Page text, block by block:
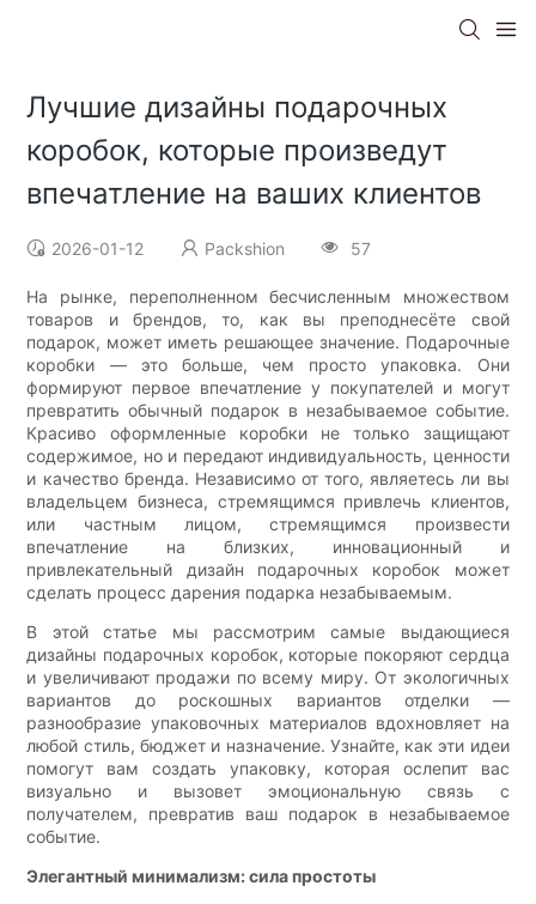
Лучшие дизайны подарочных
коробок, которые произведут
впечатление на ваших клиентов
2026-01-12 Packshion 57
На рынке, переполненном бесчисленным множеством
товаров и брендов, то, как вы преподнесёте свой
подарок, может иметь решающее значение. Подарочные
коробки — это больше, чем просто упаковка. Они
формируют первое впечатление у покупателей и могут
превратить обычный подарок в незабываемое событие.
Красиво оформленные коробки не только защищают
содержимое, но и передают индивидуальность, ценности
и качество бренда. Независимо от того, являетесь ли вы
владельцем бизнеса, стремящимся привлечь клиентов,
или частным лицом, стремящимся произвести
впечатление на близких, инновационный и
привлекательный дизайн подарочных коробок может
сделать процесс дарения подарка незабываемым.
В этой статье мы рассмотрим самые выдающиеся
дизайны подарочных коробок, которые покоряют сердца
и увеличивают продажи по всему миру. От экологичных
вариантов до роскошных вариантов отделки —
разнообразие упаковочных материалов вдохновляет на
любой стиль, бюджет и назначение. Узнайте, как эти идеи
помогут вам создать упаковку, которая ослепит вас
визуально и вызовет эмоциональную связь с
получателем, превратив ваш подарок в незабываемое
событие.
Элегантный минимализм: сила простоты